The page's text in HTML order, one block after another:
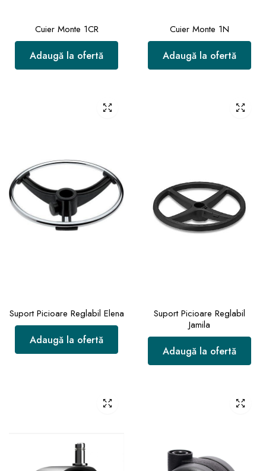
Cuier Monte 1CR
Adaugă la ofertă
Cuier Monte 1N
Adaugă la ofertă
Suport Picioare Reglabil Elena
Adaugă la ofertă
Suport Picioare Reglabil
Jamila
Adaugă la ofertă